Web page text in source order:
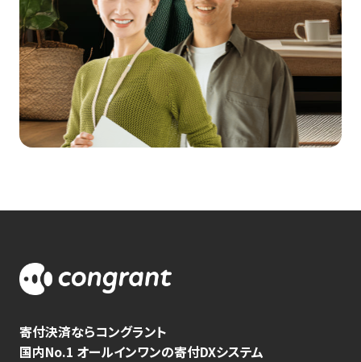
寄付決済ならコングラント
国内No.1 オールインワンの寄付DXシステム